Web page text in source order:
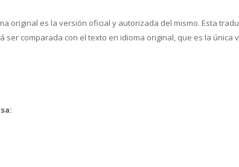
original es la versión oficial y autorizada del mismo. Esta
ser comparada con el texto en idioma original, que es la única